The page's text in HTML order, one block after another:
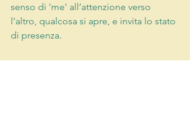
senso di 'me' all’attenzione verso
l’altro, qualcosa si apre, e invita lo stato
di presenza.
Inizia con poco. In una conversazione.